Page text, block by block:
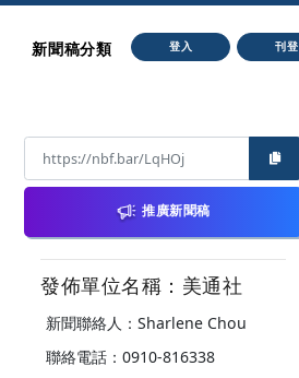
新聞稿分類 登入 刊登
推廣新聞稿
發佈單位名稱：美通社
新聞聯絡人：Sharlene Chou
聯絡電話：0910-816338